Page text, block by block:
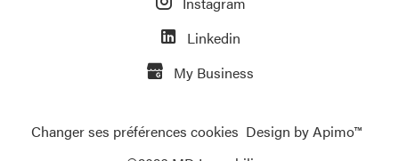
Linkedin
My Business
Changer ses préférences cookies Design byApimo™